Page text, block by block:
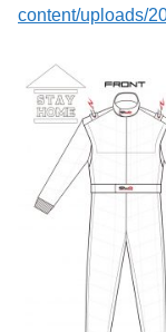
content/uploads/